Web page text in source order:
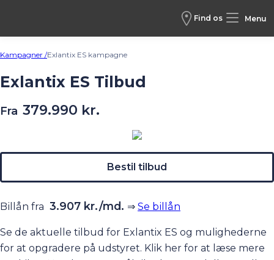
Find os Menu
Kampagner /Exlantix ES kampagne
Exlantix ES Tilbud
Fra 379.990 kr.
Billån fra 3.907 kr./md. ⇒ Se billån
Se de aktuelle tilbud for Exlantix ES og mulighederne
for at opgradere på udstyret. Klik her for at læse mere
Bestil tilbud